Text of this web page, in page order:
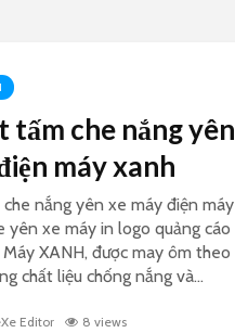
tấm che nắng yên
máy xanh
nắng yên xe máy điện máy
yên xe máy in logo quảng cáo
XANH, được may ôm theo
chất liệu chống nắng và...
Editor 8 views